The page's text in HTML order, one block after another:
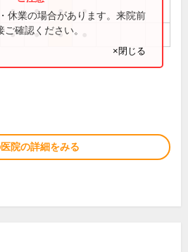
● ● ● ●
● ● ●
休業の場合があります。来院前
確認ください。
×閉じる
院の詳細をみる